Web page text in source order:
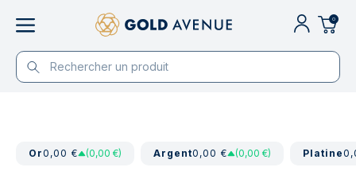
0
Or0,00 € (0,00 €) Argent0,00 € (0,00 €) Platine